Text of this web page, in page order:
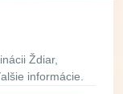
Ždiar,
informácie.